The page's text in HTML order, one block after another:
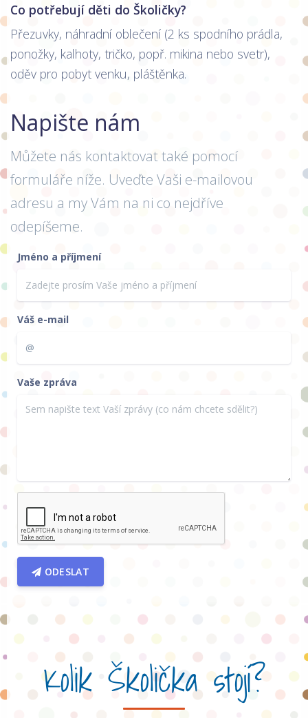
Co potřebují děti do Školičky?
Přezuvky, náhradní oblečení (2 ks spodního prádla,
ponožky, kalhoty, tričko, popř. mikina nebo svetr),
oděv pro pobyt venku, pláštěnka.
Napište nám
Můžete nás kontaktovat také pomocí
formuláře níže. Uveďte Vaši e-mailovou
adresu a my Vám na ni co nejdříve
odepíšeme.
Jméno a příjmení
Váš e-mail
Vaše zpráva
ODESLAT
Kolik Školička stojí?